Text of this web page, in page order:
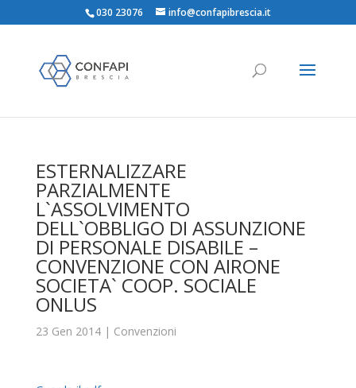
030 23076 info@confapibrescia.it
ESTERNALIZZARE
PARZIALMENTE
L`ASSOLVIMENTO
DELL`OBBLIGO DI ASSUNZIONE
DI PERSONALE DISABILE –
CONVENZIONE CON AIRONE
SOCIETA` COOP. SOCIALE
ONLUS
23 Gen 2014| Convenzioni